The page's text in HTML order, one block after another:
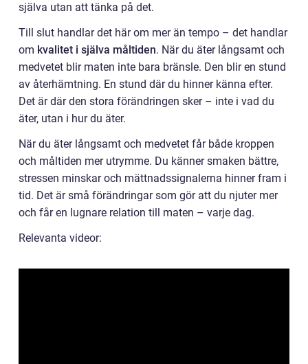
själva utan att tänka på det.
Till slut handlar det här om mer än tempo – det handlar
om kvalitet i själva måltiden. När du äter långsamt och
medvetet blir maten inte bara bränsle. Den blir en stund
av återhämtning. En stund där du hinner känna efter.
Det är där den stora förändringen sker – inte i vad du
äter, utan i hur du äter.
När du äter långsamt och medvetet får både kroppen
och måltiden mer utrymme. Du känner smaken bättre,
stressen minskar och mättnadssignalerna hinner fram i
tid. Det är små förändringar som gör att du njuter mer
och får en lugnare relation till maten – varje dag.
Relevanta videor: